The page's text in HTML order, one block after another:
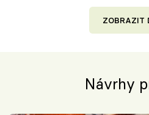
ZOBRAZIT
Návrhy